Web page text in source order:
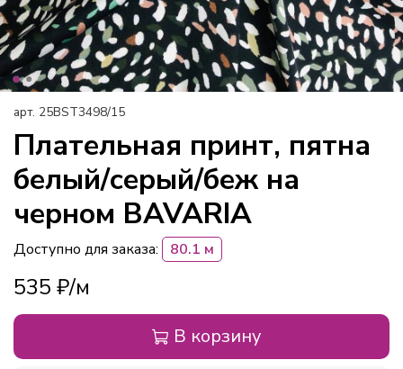
арт. 25BST3498/15
Плательная принт, пятна
белый/серый/беж на
черном BAVARIA
Доступно для заказа: 80.1 м
535 ₽
В корзину